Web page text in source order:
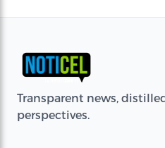
Transparent news,
perspectives.